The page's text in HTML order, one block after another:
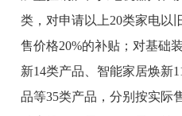
类，对申请以上20类家电以
售价格20%的补贴；对基础
新14类产品、智能家居焕新
品等35类产品，分别按实际